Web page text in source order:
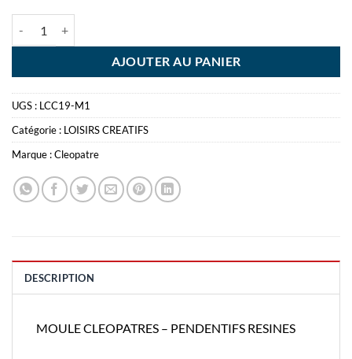
AJOUTER AU PANIER
UGS : LCC19-M1
Catégorie : LOISIRS CREATIFS
Marque :Cleopatre
DESCRIPTION
MOULE CLEOPATRES – PENDENTIFS RESINES